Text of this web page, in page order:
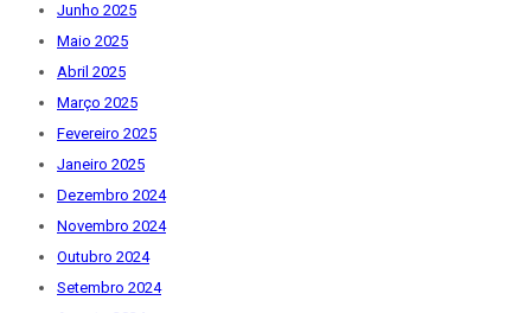
Junho 2025
Maio 2025
Abril 2025
Março 2025
Fevereiro 2025
Janeiro 2025
Dezembro 2024
Novembro 2024
Outubro 2024
Setembro 2024